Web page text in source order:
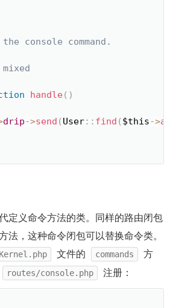
console command.
mixed
handle( )
drip->send ( User:: find ( $this->
定义命令方法的类。同样的路由闭包
法，这种命令闭包可以替换命令类。
文件的 commands
方
routes/console.php 注册：